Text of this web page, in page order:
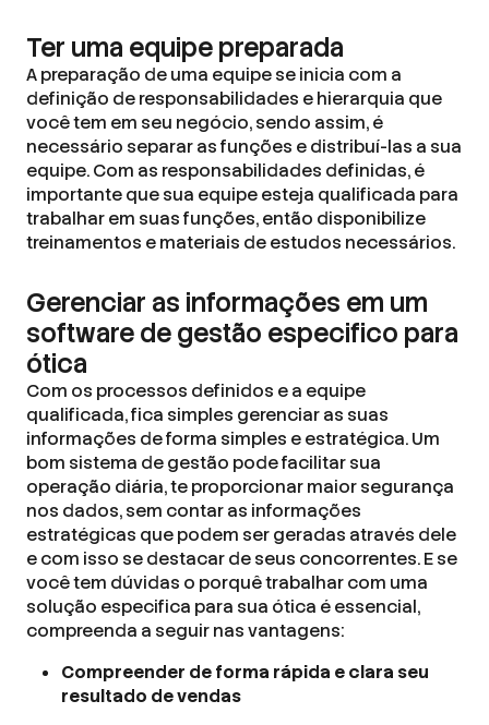
Ter uma equipe preparada
A preparação de uma equipe se inicia com a
definição de responsabilidades e hierarquia que
você tem em seu negócio, sendo assim, é
necessário separar as funções e distribuí-las a sua
equipe. Com as responsabilidades definidas, é
importante que sua equipe esteja qualificada para
trabalhar em suas funções, então disponibilize
treinamentos e materiais de estudos necessários.
Gerenciar as informações em um
software de gestão especifico para
ótica
Com os processos definidos e a equipe
qualificada, fica simples gerenciar as suas
informações de forma simples e estratégica. Um
bom sistema de gestão pode facilitar sua
operação diária, te proporcionar maior segurança
nos dados, sem contar as informações
estratégicas que podem ser geradas através dele
e com isso se destacar de seus concorrentes. E se
você tem dúvidas o porquê trabalhar com uma
solução especifica para sua ótica é essencial,
compreenda a seguir nas vantagens:
Compreender de forma rápida e clara seu
resultado de vendas